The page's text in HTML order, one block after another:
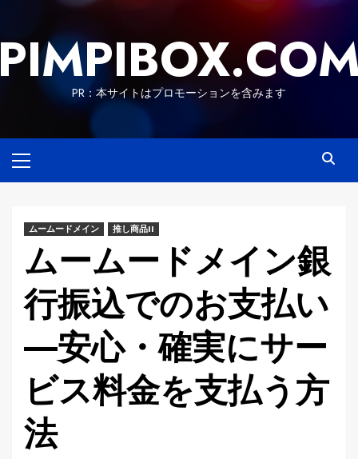
content
PR：本サイトはプロモーションを含みます
Menu
ムームードメイン 推し商品II
ムームードメイン銀
行振込でのお支払い
―安心・確実にサー
ビス料金を支払う方
法